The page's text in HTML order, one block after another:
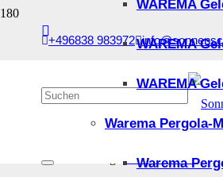
+496838 983972
WAREMA
WAREMA
WAREMA
Warema Pergola-
Warema
Kleinteile und Ersatzteile
WAREMA
inkl. 19 % MwSt.
zzgl.Versandkosten